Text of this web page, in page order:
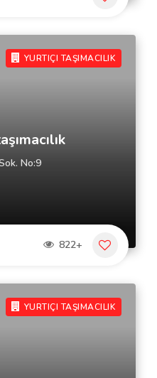
YURTIÇI TAŞIMACILIK
No:9
822+
YURTIÇI TAŞIMACILIK